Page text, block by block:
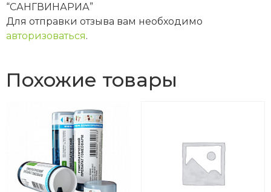
“САНГВИНАРИА”
Для отправки отзыва вам необходимо
авторизоваться.
Похожие товары